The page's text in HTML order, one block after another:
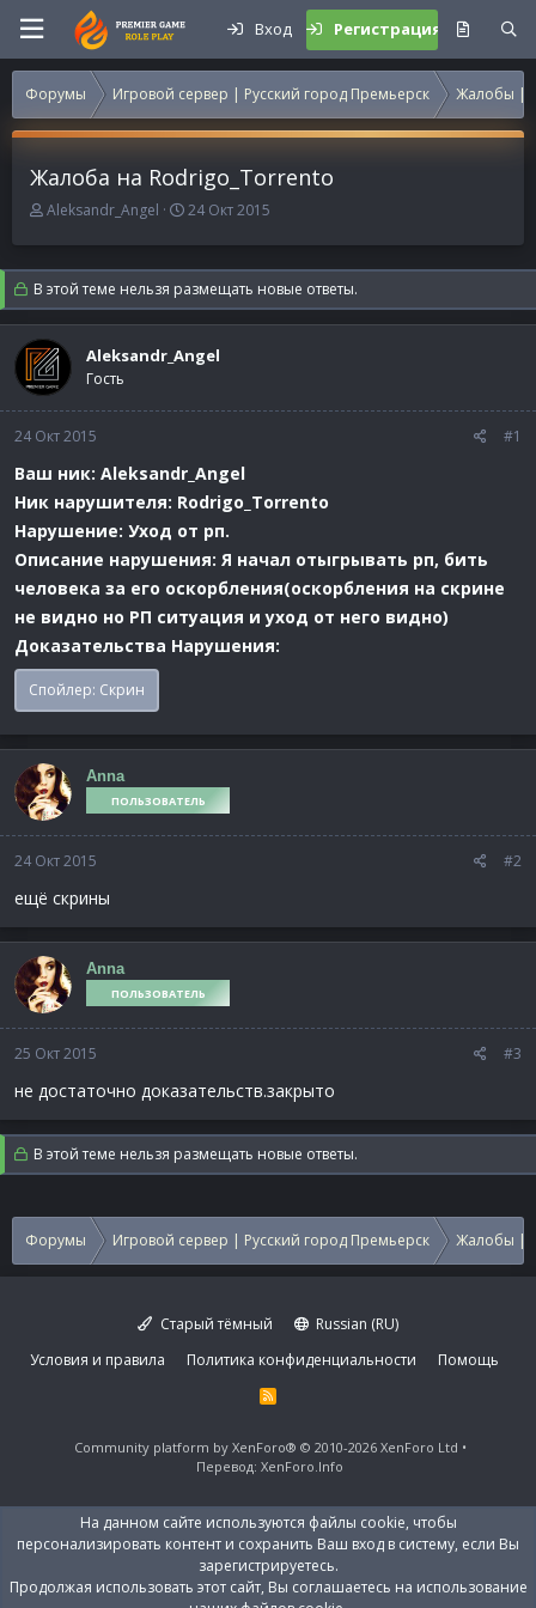
Вход Регистрация
Форумы Игровой сервер | Русский город Премьерск Жалобы |
Жалоба на Rodrigo_Torrento
А
т
о
р
т
е
м
ы
Aleksandr_Angel
Д
т
а
н
а
а
24 Окт 2015
В этой теме нельзя размещать новые ответы.
Aleksandr_Angel
Гость
24 Окт 2015 #1
Ваш ник: Aleksandr_Angel
Ник нарушителя: Rodrigo_Torrento
Нарушение: Уход от рп.
Описание нарушения: Я начал отыгрывать рп, бить
человека за его оскорбления(оскорбления на скрине
не видно но РП ситуация и уход от него видно)
Доказательства Нарушения:
Спойлер: Скрин
Anna
ПОЛЬЗОВАТЕЛЬ
24 Окт 2015 #2
ещё скрины
Anna
ПОЛЬЗОВАТЕЛЬ
25 Окт 2015 #3
не достаточно доказательств.закрыто
В этой теме нельзя размещать новые ответы.
Форумы Игровой сервер | Русский город Премьерск Жалобы |
Старый тёмный
Russian (RU)
Условия и правила
Политика конфиденциальности Помощь
R
S
Community platform by XenForo® © 2010-2026 XenForo Ltd
Перевод: XenForo.Info
На данном сайте используются файлы cookie, чтобы
персонализировать контент и сохранить Ваш вход в систему, если Вы
зарегистрируетесь.
Продолжая использовать этот сайт, Вы соглашаетесь на использование